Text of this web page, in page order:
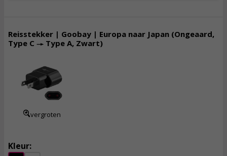
Reisstekker | Goobay | Europa naar Japan (Ongeaard,
Type C → Type A, Zwart)
vergroten
Kleur: